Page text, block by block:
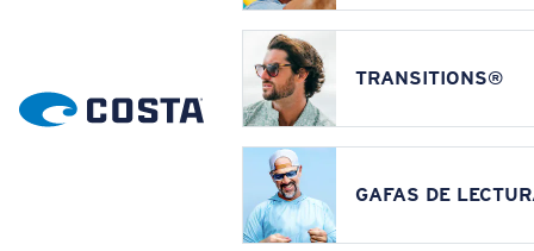
TRANSITIONS®
GAFAS DE